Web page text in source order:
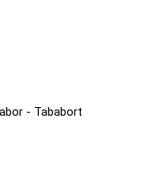
- Tababort